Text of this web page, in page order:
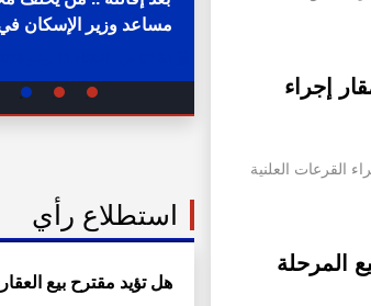
إجراء
القرعات العلنية
المرحلة
شركة سيتي إيدج
مساعد وزير الإسكان
استطلاع رأي
هل تؤيد مقترح بيع